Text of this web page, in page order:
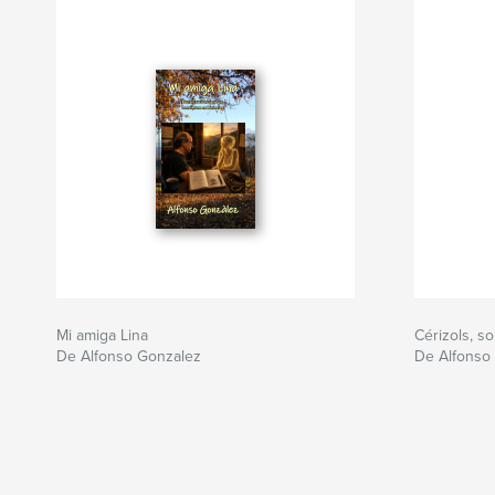
Mi amiga Lina
De Alfonso Gonzalez
Cérizols,
De Alfonso